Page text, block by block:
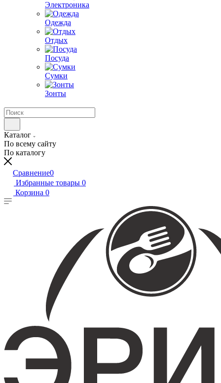
Электроника
Одежда
Отдых
Посуда
Сумки
Зонты
Каталог
По всему сайту
По каталогу
Сравнение0
Избранные товары 0
Корзина 0